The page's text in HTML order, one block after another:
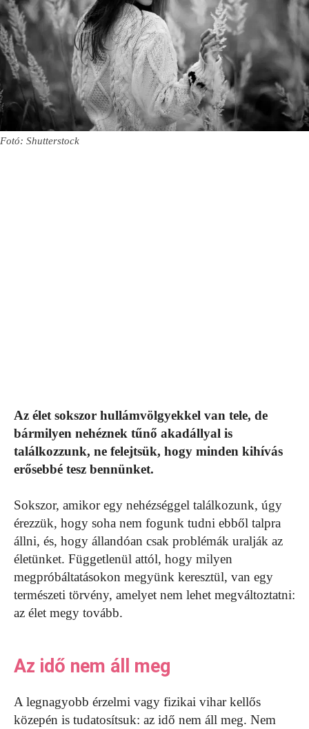
Fotó: Shutterstock
Az élet sokszor hullámvölgyekkel van tele, de
bármilyen nehéznek tűnő akadállyal is
találkozzunk, ne felejtsük, hogy minden kihívás
erősebbé tesz bennünket.
Sokszor, amikor egy nehézséggel találkozunk, úgy
érezzük, hogy soha nem fogunk tudni ebből talpra
állni, és, hogy állandóan csak problémák uralják az
életünket. Függetlenül attól, hogy milyen
megpróbáltatásokon megyünk keresztül, van egy
természeti törvény, amelyet nem lehet megváltoztatni:
az élet megy tovább.
Az idő nem áll meg
A legnagyobb érzelmi vagy fizikai vihar kellős
közepén is tudatosítsuk: az idő nem áll meg. Nem